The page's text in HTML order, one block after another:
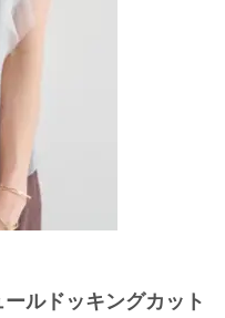
ルドッキングカット